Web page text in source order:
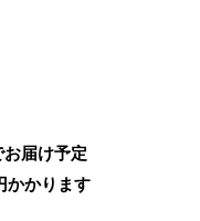
届け予定
かかります